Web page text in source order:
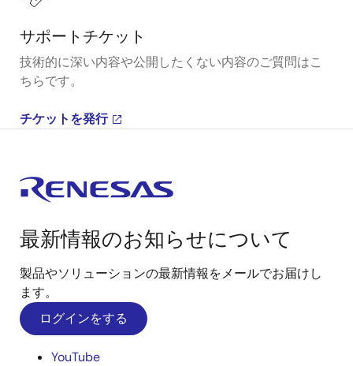
サポートチケット
技術的に深い内容や公開したくない内容のご質問はこ
ちらです。
チケットを発行
最新情報のお知らせについて
製品やソリューションの最新情報をメールでお届けし
ます。
ログインをする
YouTube